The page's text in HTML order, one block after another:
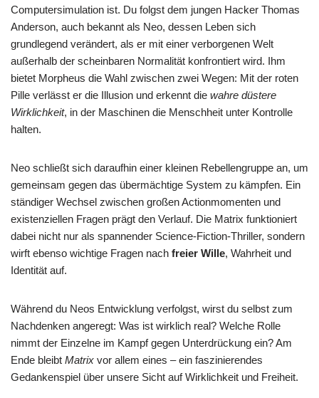
Computersimulation ist. Du folgst dem jungen Hacker Thomas
Anderson, auch bekannt als Neo, dessen Leben sich
grundlegend verändert, als er mit einer verborgenen Welt
außerhalb der scheinbaren Normalität konfrontiert wird. Ihm
bietet Morpheus die Wahl zwischen zwei Wegen: Mit der roten
Pille verlässt er die Illusion und erkennt die wahre düstere
Wirklichkeit, in der Maschinen die Menschheit unter Kontrolle
halten.
Neo schließt sich daraufhin einer kleinen Rebellengruppe an, um
gemeinsam gegen das übermächtige System zu kämpfen. Ein
ständiger Wechsel zwischen großen Actionmomenten und
existenziellen Fragen prägt den Verlauf. Die Matrix funktioniert
dabei nicht nur als spannender Science-Fiction-Thriller, sondern
wirft ebenso wichtige Fragen nach freier Wille, Wahrheit und
Identität auf.
Während du Neos Entwicklung verfolgst, wirst du selbst zum
Nachdenken angeregt: Was ist wirklich real? Welche Rolle
nimmt der Einzelne im Kampf gegen Unterdrückung ein? Am
Ende bleibt Matrix vor allem eines – ein faszinierendes
Gedankenspiel über unsere Sicht auf Wirklichkeit und Freiheit.